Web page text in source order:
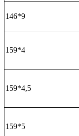
146*9
159*4
159*4,5
159*5